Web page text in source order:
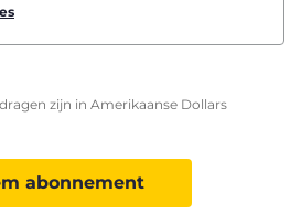
zijn in Amerikaanse Dollars
abonnement